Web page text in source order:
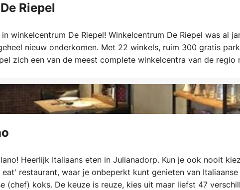
Riepel
winkelcentrum De Riepel! Winkelcentrum De Riepel was al
nieuw onderkomen. Met 22 winkels, ruim 300 gratis
zich een van de meest complete winkelcentra van de
Heerlijk Italiaans eten in Julianadorp. Kun je ook nooit
restaurant, waar je onbeperkt kunt genieten van
(chef) koks. De keuze is reuze, kies uit maar liefst 47